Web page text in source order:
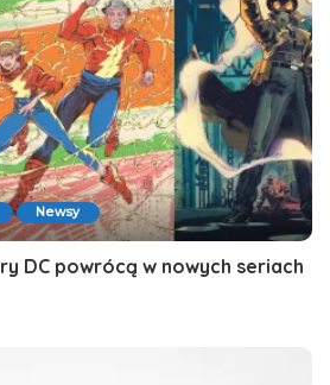
Newsy
DC powrócą w nowych seriach